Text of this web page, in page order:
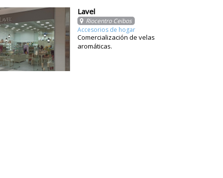
Lavel
Riocentro Ceibos
Accesorios de hogar
Comercialización de velas
aromáticas.